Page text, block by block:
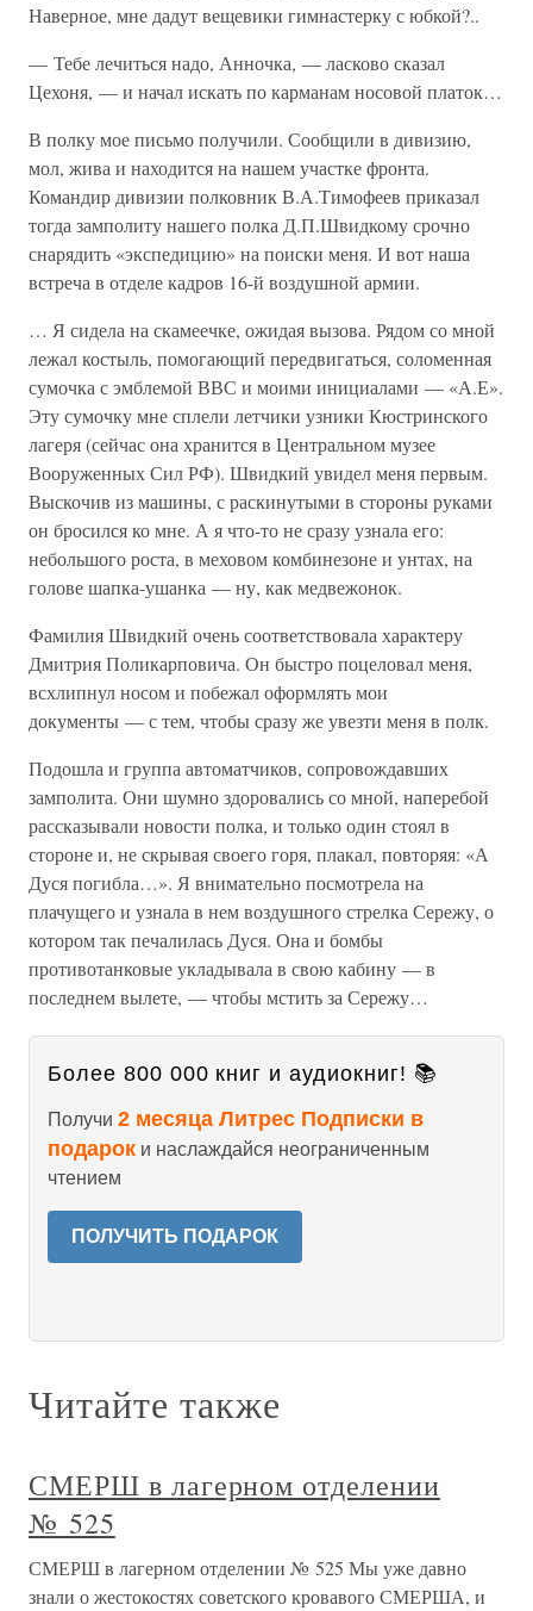
Наверное, мне дадут вещевики гимнастерку с юбкой?..
— Тебе лечиться надо, Анночка, — ласково сказал
Цехоня, — и начал искать по карманам носовой платок…
В полку мое письмо получили. Сообщили в дивизию,
мол, жива и находится на нашем участке фронта.
Командир дивизии полковник В.А.Тимофеев приказал
тогда замполиту нашего полка Д.П.Швидкому срочно
снарядить «экспедицию» на поиски меня. И вот наша
встреча в отделе кадров 16-й воздушной армии.
… Я сидела на скамеечке, ожидая вызова. Рядом со мной
лежал костыль, помогающий передвигаться, соломенная
сумочка с эмблемой ВВС и моими инициалами — «А.Е».
Эту сумочку мне сплели летчики узники Кюстринского
лагеря (сейчас она хранится в Центральном музее
Вооруженных Сил РФ). Швидкий увидел меня первым.
Выскочив из машины, с раскинутыми в стороны руками
он бросился ко мне. А я что-то не сразу узнала его:
небольшого роста, в меховом комбинезоне и унтах, на
голове шапка-ушанка — ну, как медвежонок.
Фамилия Швидкий очень соответствовала характеру
Дмитрия Поликарповича. Он быстро поцеловал меня,
всхлипнул носом и побежал оформлять мои
документы — с тем, чтобы сразу же увезти меня в полк.
Подошла и группа автоматчиков, сопровождавших
замполита. Они шумно здоровались со мной, наперебой
рассказывали новости полка, и только один стоял в
стороне и, не скрывая своего горя, плакал, повторяя: «А
Дуся погибла…». Я внимательно посмотрела на
плачущего и узнала в нем воздушного стрелка Сережу, о
котором так печалилась Дуся. Она и бомбы
противотанковые укладывала в свою кабину — в
последнем вылете, — чтобы мстить за Сережу…
Более 800 000 книг и аудиокниг! 📚
Получи 2 месяца Литрес Подписки в
подарок и наслаждайся неограниченным
чтением
ПОЛУЧИТЬ ПОДАРОК
Читайте также
СМЕРШ в лагерном отделении
№ 525
СМЕРШ в лагерном отделении № 525 Мы уже давно
знали о жестокостях советского кровавого СМЕРША, и